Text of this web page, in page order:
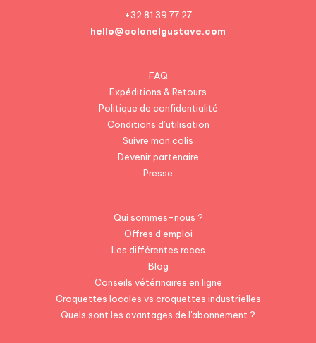
+32 81 39 77 27
hello@colonelgustave.com
FAQ
Expéditions & Retours
Politique de confidentialité
Conditions d’utilisation
Suivre mon colis
Devenir partenaire
Presse
Qui sommes-nous ?
Offres d’emploi
Les différentes races
Blog
Conseils vétérinaires en ligne
Croquettes locales vs croquettes industrielles
Quels sont les avantages de l'abonnement ?